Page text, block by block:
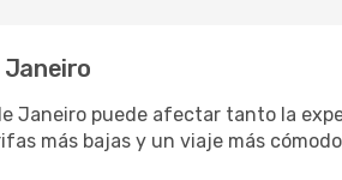
Janeiro
Janeiro puede afectar tanto la
más bajas y un viaje más